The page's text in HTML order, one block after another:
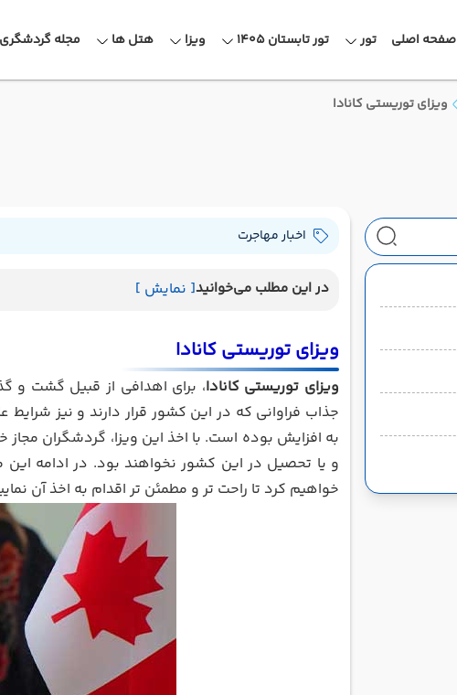
صفحه اصلی تور تور تابستان 1405 ویزا هتل ها مجله گردشگری
ویزای توریستی کانادا
اخبار مهاجرت
در این مطلب می‌خوانید[ نمایش ]
ویزای توریستی کانادا
ویزای توریستی کانادا، برای اهدافی از قبیل گشت و
خواهیم کرد تا راحت تر و مطمئن تر اقدام به اخذ آن